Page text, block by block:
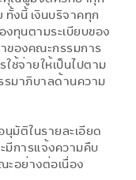
งนี้ เงินบริจาคทุก
ทุนตามระเบียบของ
ของคณะกรรมการ
ช้จ่ายให้เป็นไปตาม
รมาภิบาลด้านความ
มัติในรายละเอียด
มีการแจ้งความคืบ
ะอย่างต่อเนื่อง